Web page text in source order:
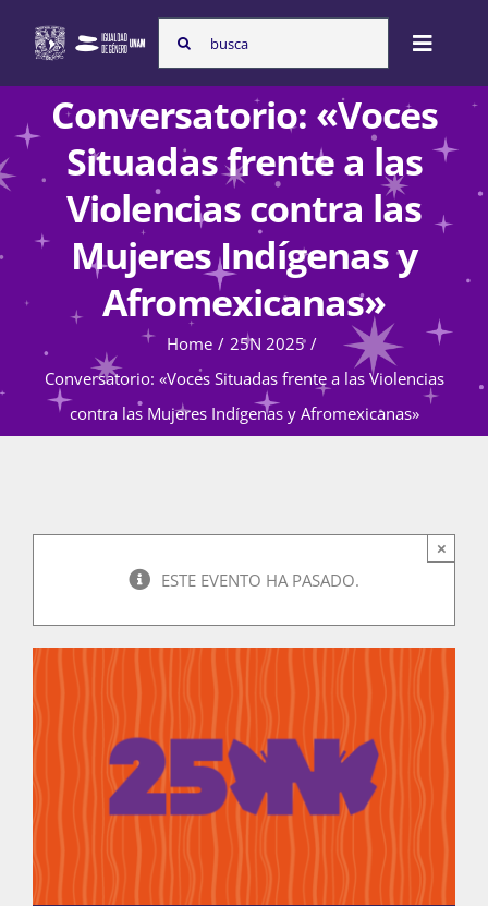
content
Search
for:
Toggle
Inicio
Nosotras
Programas
Atención de la violencia de género
Actividades
La Boletina
Blog
Recursos
Conversatorio: «Voces
Situadas frente a las
Violencias contra las
Mujeres Indígenas y
Afromexicanas»
Home
25N 2025
Conversatorio: «Voces Situadas frente a las Violencias
contra las Mujeres Indígenas y Afromexicanas»
ESTE EVENTO HA PASADO.
×